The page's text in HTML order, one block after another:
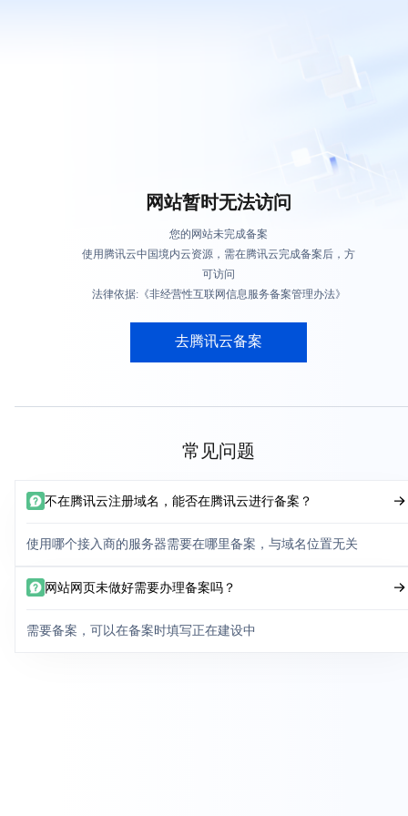
网站暂时无法访问
您的网站未完成备案
使用腾讯云中国境内云资源，需在腾讯云完成备案后，方
可访问
法律依据:《非经营性互联网信息服务备案管理办法》
去腾讯云备案
常见问题
不在腾讯云注册域名，能否在腾讯云进行备案？
使用哪个接入商的服务器需要在哪里备案，与域名位置无关
网站网页未做好需要办理备案吗？
需要备案，可以在备案时填写正在建设中